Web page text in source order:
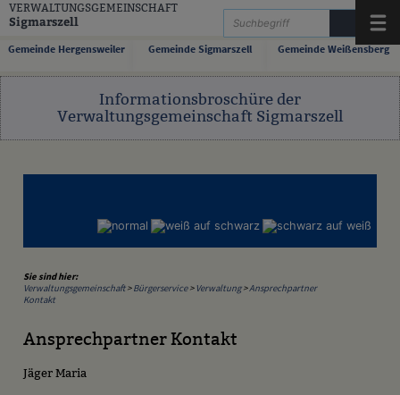
Zum Inhalt,zur Navigationoderzur Startseite springen.
VERWALTUNGSGEMEINSCHAFT
Sigmarszell
Gemeinde Hergensweiler Gemeinde Sigmarszell Gemeinde Weißensberg
Informationsbroschüre der
Verwaltungsgemeinschaft Sigmarszell
Sie sind hier:
Verwaltungsgemeinschaft>Bürgerservice> Verwaltung>Ansprechpartner
Kontakt
Ansprechpartner Kontakt
Jäger Maria